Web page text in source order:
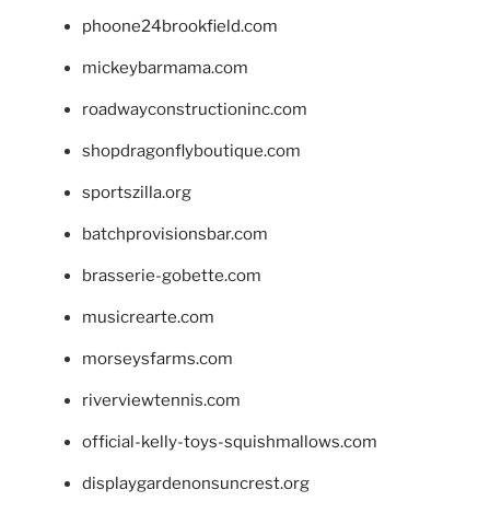
phoone24brookfield.com
mickeybarmama.com
roadwayconstructioninc.com
shopdragonflyboutique.com
sportszilla.org
batchprovisionsbar.com
brasserie-gobette.com
musicrearte.com
morseysfarms.com
riverviewtennis.com
official-kelly-toys-squishmallows.com
displaygardenonsuncrest.org